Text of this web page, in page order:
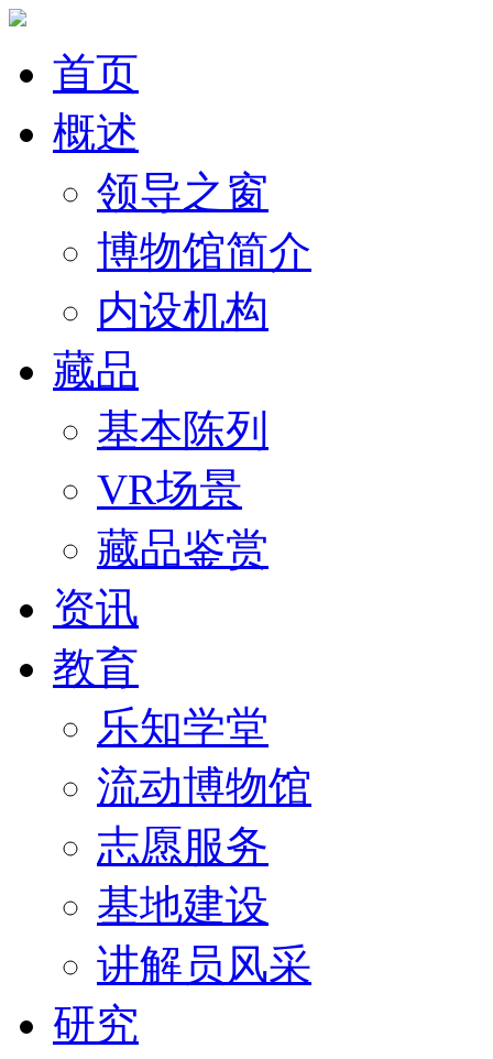
首页
概述
领导之窗
博物馆简介
内设机构
藏品
基本陈列
VR场景
藏品鉴赏
资讯
教育
乐知学堂
流动博物馆
志愿服务
基地建设
讲解员风采
研究